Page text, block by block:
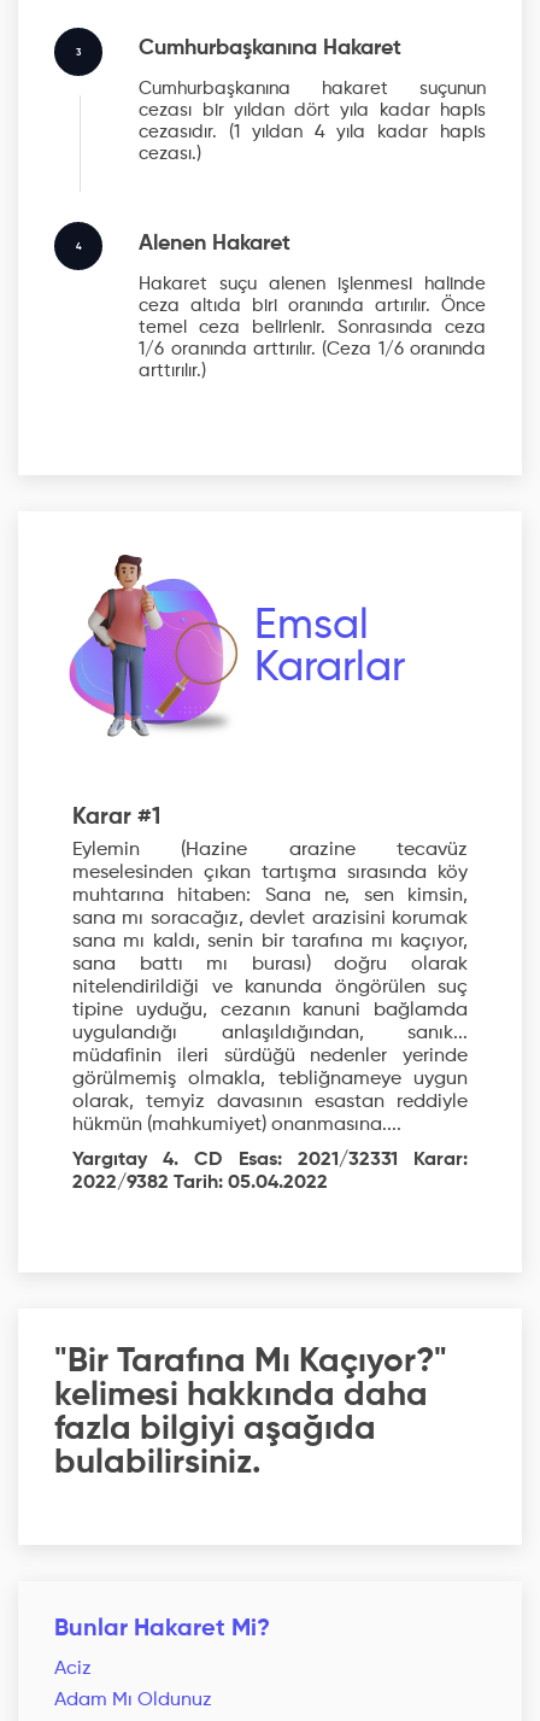
3 Cumhurbaşkanına Hakaret
Cumhurbaşkanına hakaret suçunun
cezası bir yıldan dört yıla kadar hapis
cezasıdır. (1 yıldan 4 yıla kadar hapis
cezası.)
4 Alenen Hakaret
Hakaret suçu alenen işlenmesi halinde
ceza altıda biri oranında artırılır. Önce
temel ceza belirlenir. Sonrasında ceza
1/6 oranında arttırılır. (Ceza 1/6 oranında
arttırılır.)
Emsal
Kararlar
Karar #1
Eylemin (Hazine arazine tecavüz
meselesinden çıkan tartışma sırasında köy
muhtarına hitaben: Sana ne, sen kimsin,
sana mı soracağız, devlet arazisini korumak
sana mı kaldı, senin bir tarafına mı kaçıyor,
sana battı mı burası) doğru olarak
nitelendirildiği ve kanunda öngörülen suç
tipine uyduğu, cezanın kanuni bağlamda
uygulandığı anlaşıldığından, sanık...
müdafinin ileri sürdüğü nedenler yerinde
görülmemiş olmakla, tebliğnameye uygun
olarak, temyiz davasının esastan reddiyle
hükmün (mahkumiyet) onanmasına....
Yargıtay 4. CD Esas: 2021/32331 Karar:
2022/9382 Tarih: 05.04.2022
"Bir Tarafına Mı Kaçıyor?"
kelimesi hakkında daha
fazla bilgiyi aşağıda
bulabilirsiniz.
Bunlar Hakaret Mi?
Aciz
Adam Mı Oldunuz